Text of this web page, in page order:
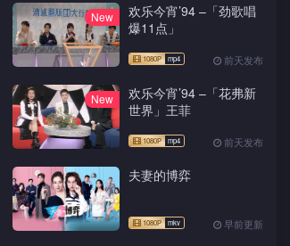
New
欢乐今宵’94 –「劲歌唱
爆11点」
前天发布
New
欢乐今宵’94 –「花弗新
世界」王菲
前天发布
夫妻的博弈
早前更新